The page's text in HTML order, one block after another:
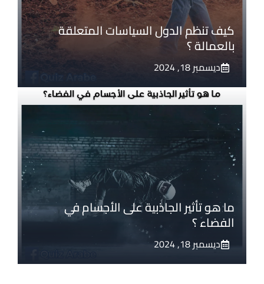
كيف تنظم الدول السياسات المتعلقة
بالعمالة ؟
ديسمبر 18, 2024
ما هو تأثير الجاذبية على الأجسام في
الفضاء ؟
ديسمبر 18, 2024